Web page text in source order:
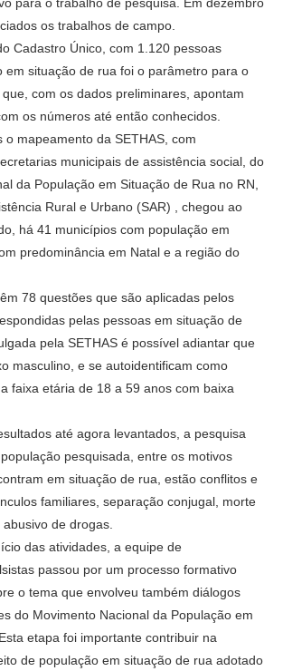
os trabalhos de campo.
Cadastro Único, com 1.120 pessoas
em situação de rua foi o parâmetro para o
com os dados preliminares, apontam
os números até então conhecidos.
o mapeamento da SETHAS, com
municipais de assistência social, do
da População em Situação de Rua no RN,
Rural e Urbano (SAR) , chegou ao
há 41 municípios com população em
predominância em Natal e a região do
78 questões que são aplicadas pelos
pelas pessoas em situação de
pela SETHAS é possível adiantar que
masculino, e se autoidentificam como
faixa etária de 18 a 59 anos com baixa
até agora levantados, a pesquisa
pesquisada, entre os motivos
em situação de rua, estão conflitos e
familiares, separação conjugal, morte
de drogas.
das atividades, a equipe de
passou por um processo formativo
o tema que envolveu também diálogos
do Movimento Nacional da População em
etapa foi importante contribuir na
de população em situação de rua adotado